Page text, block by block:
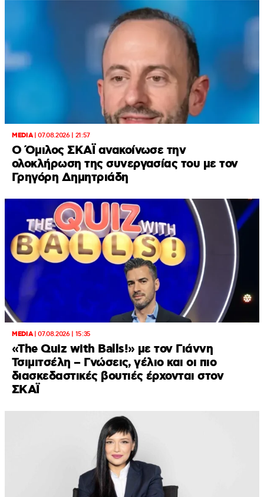
MEDIA|07.08.2026 | 21:57
Ο Όμιλος ΣΚΑΪ ανακοίνωσε την
ολοκλήρωση της συνεργασίας του με τον
Γρηγόρη Δημητριάδη
MEDIA|07.08.2026 | 15:35
«The Quiz with Balls!» με τον Γιάννη
Τσιμιτσέλη – Γνώσεις, γέλιο και οι πιο
διασκεδαστικές βουτιές έρχονται στον
ΣΚΑΪ